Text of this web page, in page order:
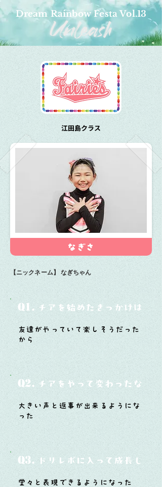
Dream Rainbow Festa Vol.13
江田島クラス
なぎさ
【ニックネーム】 なぎちゃん
Q1. チアを始めたきっかけは？
友達がやっていて楽しそうだった
から
Q2. チアをやって変わったなと思
大きい声と返事が出来るようにな
った
Q3. ドリレボに入って成長した
堂々と表現できるようになった